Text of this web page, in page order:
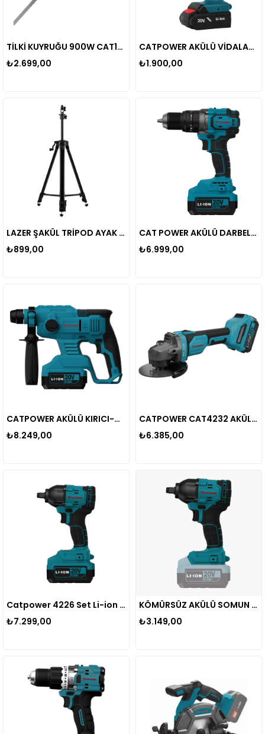
TİLKİ KUYRUĞU 900W CAT1752
₺2.699,00
CATPOWER AKÜLÜ VİDALAMA 20V Lİ-İON 1.5 Ah 5102
₺1.900,00
LAZER ŞAKÜL TRİPOD AYAK 150 CM
₺899,00
CAT POWER AKÜLÜ DARBELİ VİDALAMA Li-ion 70NM (MAKİNE) KÖMÜRSÜZ 13 MM +(4.0 Ah Akü)+(Hızlı Şarj Cihazı)cat4212
₺6.999,00
CATPOWER AKÜLÜ KIRICI-DELİCİ Li-ion (MAKİNE) KÖMÜRSÜZ +(4.0 Ah Akü)+(Hızlı Şarj Cihazı) CAT4225
₺8.249,00
CATPOWER CAT4232 AKÜLÜ AVUÇ TAŞLAMA Li-ion (MAKİNE) KÖMÜRSÜZ +(4.0 Ah Akü)+(Hızlı Şarj Cihazı)
₺6.385,00
Catpower 4226 Set Li-ion Akülü Somun Sıkma ve Torklu Vidalama 20V 4.0Ah
₺7.299,00
KÖMÜRSÜZ AKÜLÜ SOMUN SIKMA VE TORKLU VİDALAMA 1/2" 20V Lİ-İON (AKÜ HARİÇ)
₺3.149,00